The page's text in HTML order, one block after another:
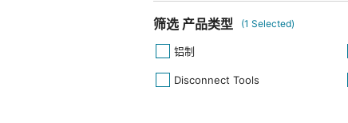
筛选 产品类型 (1 Selected)
铝制
Disconnect Tools